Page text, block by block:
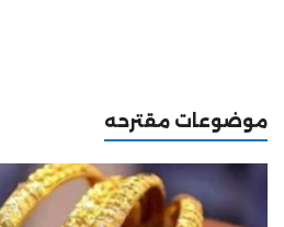
موضوعات مقترحه